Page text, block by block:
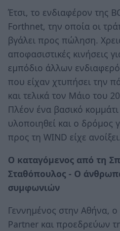
Έτσι, το ενδιαφέρον της
Forthnet, την οποία οι
βγάλει προς πώληση.
αποφασιστικές κινήσεις
εμπόδιο άλλων
που είχαν χτυπήσει την
και τελικά τον Μάιο του
Πλέον ένα βασικό
υλοποιηθεί και ο δρόμος
προς τη WIND είχε ανοίξει.
Ο καταγόμενος από τη
Σταθόπουλος - Ο
συμφωνιών
Γεννημένος στην Αθήνα,
Partner και προεδρεύων